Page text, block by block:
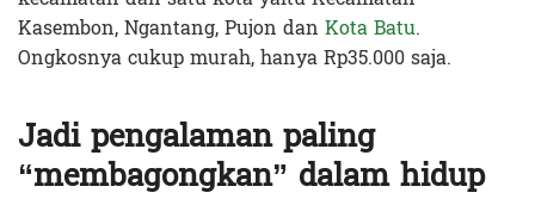
Kasembon, Ngantang, Pujon dan Kota Batu.
Ongkosnya cukup murah, hanya Rp35.000 saja.
Jadi pengalaman paling
“membagongkan” dalam hidup